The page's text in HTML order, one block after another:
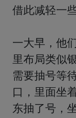
借此减轻一
一大早，他
里布局类似
需要抽号等
口，里面坐
东抽了号，